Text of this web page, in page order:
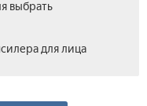
выбрать
для лица